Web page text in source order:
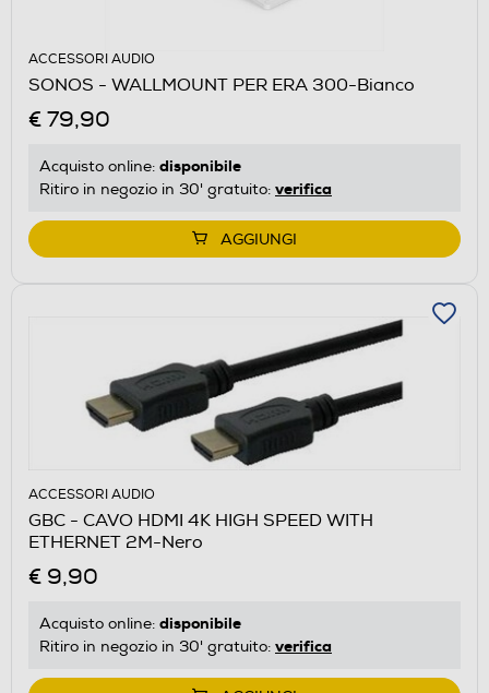
ACCESSORI AUDIO
SONOS - WALLMOUNT PER ERA 300-Bianco
€ 79,90
Acquisto online: disponibile
Ritiro in negozio in 30' gratuito: verifica
AGGIUNGI
ACCESSORI AUDIO
GBC - CAVO HDMI 4K HIGH SPEED WITH
ETHERNET 2M-Nero
€ 9,90
Acquisto online: disponibile
Ritiro in negozio in 30' gratuito: verifica